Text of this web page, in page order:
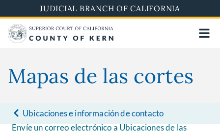
to
main
content
JUDICIAL BRANCH OF CALIFORNIA
Mapas de las cortes
Ubicaciones e información de contacto
Envíe un correo electrónico a Ubicaciones de las